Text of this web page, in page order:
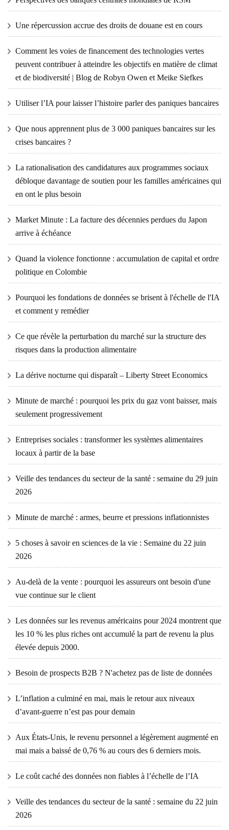
Une répercussion accrue des droits de douane est en cours
Comment les voies de financement des technologies vertes
peuvent contribuer à atteindre les objectifs en matière de climat
et de biodiversité | Blog de Robyn Owen et Meike Siefkes
Utiliser l’IA pour laisser l’histoire parler des paniques bancaires
Que nous apprennent plus de 3 000 paniques bancaires sur les
crises bancaires ?
La rationalisation des candidatures aux programmes sociaux
débloque davantage de soutien pour les familles américaines qui
en ont le plus besoin
Market Minute : La facture des décennies perdues du Japon
arrive à échéance
Quand la violence fonctionne : accumulation de capital et ordre
politique en Colombie
Pourquoi les fondations de données se brisent à l'échelle de l'IA
et comment y remédier
Ce que révèle la perturbation du marché sur la structure des
risques dans la production alimentaire
La dérive nocturne qui disparaît – Liberty Street Economics
Minute de marché : pourquoi les prix du gaz vont baisser, mais
seulement progressivement
Entreprises sociales : transformer les systèmes alimentaires
locaux à partir de la base
Veille des tendances du secteur de la santé : semaine du 29 juin
2026
Minute de marché : armes, beurre et pressions inflationnistes
5 choses à savoir en sciences de la vie : Semaine du 22 juin
2026
Au-delà de la vente : pourquoi les assureurs ont besoin d'une
vue continue sur le client
Les données sur les revenus américains pour 2024 montrent que
les 10 % les plus riches ont accumulé la part de revenu la plus
élevée depuis 2000.
Besoin de prospects B2B ? N'achetez pas de liste de données
L’inflation a culminé en mai, mais le retour aux niveaux
d’avant-guerre n’est pas pour demain
Aux États-Unis, le revenu personnel a légèrement augmenté en
mai mais a baissé de 0,76 % au cours des 6 derniers mois.
Le coût caché des données non fiables à l’échelle de l’IA
Veille des tendances du secteur de la santé : semaine du 22 juin
2026